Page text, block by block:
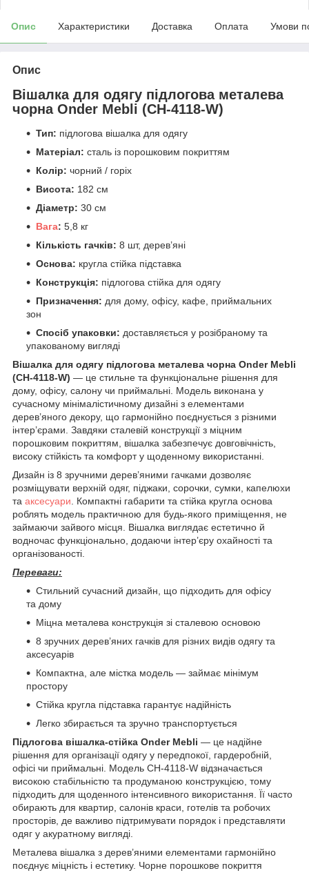
Опис Характеристики Доставка Оплата Умови
Опис
Вішалка для одягу підлогова металева
чорна Onder Mebli (CH-4118-W)
Тип: підлогова вішалка для одягу
Матеріал: сталь із порошковим покриттям
Колір: чорний / горіх
Висота: 182 см
Діаметр: 30 см
Вага: 5,8 кг
Кількість гачків: 8 шт, дерев’яні
Основа: кругла стійка підставка
Конструкція: підлогова стійка для одягу
Призначення: для дому, офісу, кафе, приймальних
зон
Спосіб упаковки: доставляється у розібраному та
упакованому вигляді
Вішалка для одягу підлогова металева чорна Onder Mebli
(CH-4118-W) — це стильне та функціональне рішення для
дому, офісу, салону чи приймальні. Модель виконана у
сучасному мінімалістичному дизайні з елементами
дерев’яного декору, що гармонійно поєднується з різними
інтер’єрами. Завдяки сталевій конструкції з міцним
порошковим покриттям, вішалка забезпечує довговічність,
високу стійкість та комфорт у щоденному використанні.
Дизайн із 8 зручними дерев’яними гачками дозволяє
розміщувати верхній одяг, піджаки, сорочки, сумки, капелюхи
та аксесуари. Компактні габарити та стійка кругла основа
роблять модель практичною для будь-якого приміщення, не
займаючи зайвого місця. Вішалка виглядає естетично й
водночас функціонально, додаючи інтер’єру охайності та
організованості.
Переваги:
Стильний сучасний дизайн, що підходить для офісу
та дому
Міцна металева конструкція зі сталевою основою
8 зручних дерев’яних гачків для різних видів одягу та
аксесуарів
Компактна, але містка модель — займає мінімум
простору
Стійка кругла підставка гарантує надійність
Легко збирається та зручно транспортується
Підлогова вішалка-стійка Onder Mebli — це надійне
рішення для організації одягу у передпокої, гардеробній,
офісі чи приймальні. Модель CH-4118-W відзначається
високою стабільністю та продуманою конструкцією, тому
підходить для щоденного інтенсивного використання. Її часто
обирають для квартир, салонів краси, готелів та робочих
просторів, де важливо підтримувати порядок і представляти
одяг у акуратному вигляді.
Металева вішалка з дерев’яними елементами гармонійно
поєднує міцність і естетику. Чорне порошкове покриття